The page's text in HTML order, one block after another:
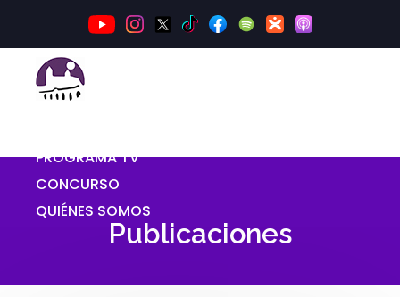
PROGRAMA TV
CONCURSO
QUIÉNES SOMOS
Publicaciones